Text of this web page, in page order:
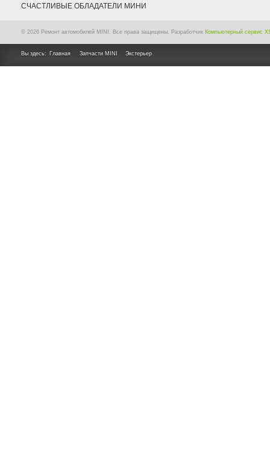
СЧАСТЛИВЫЕ ОБЛАДАТЕЛИ МИНИ
© 2026 Ремонт автомобилей MINI. Все права защищены. Разработчик Компьютерный сервис
Вы здесь: Главная Запчасти MINI Экстерьер